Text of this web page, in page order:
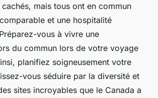
mais tous ont en commun
et une hospitalité
vous à vivre une
du commun lors de votre voyage
planifiez soigneusement votre
vous séduire par la diversité et
sites incroyables que le Canada a